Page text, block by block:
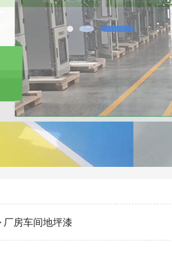
厂房车间地坪漆